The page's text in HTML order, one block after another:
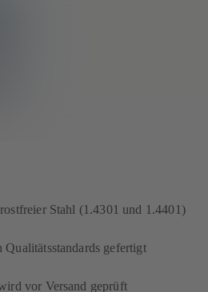
Stahl (1.4301 und 1.4401)
Qualitätsstandards gefertigt
vor Versand geprüft